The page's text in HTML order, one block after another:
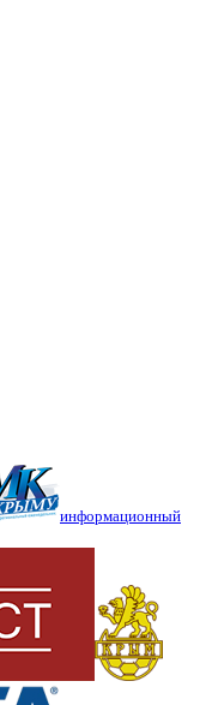
информационный